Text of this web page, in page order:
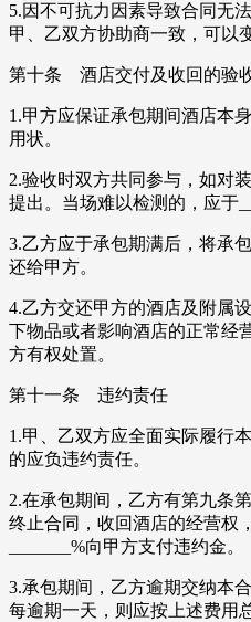
5.因不可抗力因素导致合同无
甲、乙双方协助商一致，可以
第十条 酒店交付及收回的验
1.甲方应保证承包期间酒店本
用状。
2.验收时双方共同参与，如对
提出。当场难以检测的，应于
3.乙方应于承包期满后，将承
还给甲方。
4.乙方交还甲方的酒店及附属
下物品或者影响酒店的正常经
方有权处置。
第十一条 违约责任
1.甲、乙双方应全面实际履行
的应负违约责任。
2.在承包期间，乙方有第九条
终止合同，收回酒店的经营权
_______%向甲方支付违约金。
3.承包期间，乙方逾期交纳本
每逾期一天，则应按上述费用